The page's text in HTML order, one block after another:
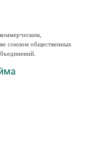
союзом общественных